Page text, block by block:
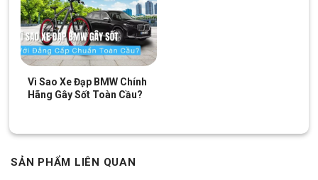
Vì Sao Xe Đạp BMW Chính
Hãng Gây Sốt Toàn Cầu?
SẢN PHẨM LIÊN QUAN